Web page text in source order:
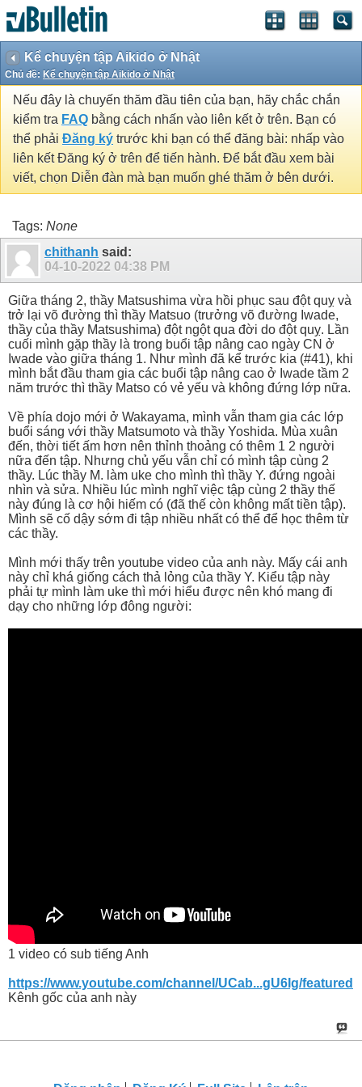
Kể chuyện tập Aikido ở Nhật
Chủ đề: Kể chuyện tập Aikido ở Nhật
Nếu đây là chuyến thăm đầu tiên của bạn, hãy chắc chắn
kiểm tra FAQ bằng cách nhấn vào liên kết ở trên. Bạn có
thể phải Đăng ký trước khi bạn có thể đăng bài: nhấp vào
liên kết Đăng ký ở trên để tiến hành. Để bắt đầu xem bài
viết, chọn Diễn đàn mà bạn muốn ghé thăm ở bên dưới.
Tags: None
chithanh said:
04-10-2022 04:38 PM
Giữa tháng 2, thầy Matsushima vừa hồi phục sau đột quỵ và
trở lại võ đường thì thầy Matsuo (trưởng võ đường Iwade,
thầy của thầy Matsushima) đột ngột qua đời do đột quỵ. Lần
cuối mình gặp thầy là trong buổi tập nâng cao ngày CN ở
Iwade vào giữa tháng 1. Như mình đã kể trước kia (#41), khi
mình bắt đầu tham gia các buổi tập nâng cao ở Iwade tầm 2
năm trước thì thầy Matso có vẻ yếu và không đứng lớp nữa.
Về phía dojo mới ở Wakayama, mình vẫn tham gia các lớp
buổi sáng với thầy Matsumoto và thầy Yoshida. Mùa xuân
đến, thời tiết ấm hơn nên thỉnh thoảng có thêm 1 2 người
nữa đến tập. Nhưng chủ yếu vẫn chỉ có mình tập cùng 2
thầy. Lúc thầy M. làm uke cho mình thì thầy Y. đứng ngoài
nhìn và sửa. Nhiều lúc mình nghĩ việc tập cùng 2 thầy thế
này đúng là cơ hội hiếm có (đã thế còn không mất tiền tập).
Mình sẽ cố dậy sớm đi tập nhiều nhất có thể để học thêm từ
các thầy.
Mình mới thấy trên youtube video của anh này. Mấy cái anh
này chỉ khá giống cách thả lỏng của thầy Y. Kiểu tập này
phải tự mình làm uke thì mới hiểu được nên khó mang đi
dạy cho những lớp đông người:
1 video có sub tiếng Anh
https://www.youtube.com/channel/UCab...gU6Ig/featured
Kênh gốc của anh này